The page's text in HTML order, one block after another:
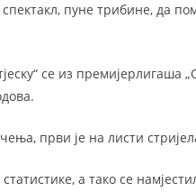
спектакл, пуне трибине, да
се из премијерлигаша
први је на листи
а тако се